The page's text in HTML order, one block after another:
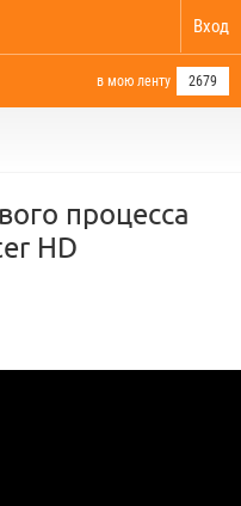
Вход
в мою ленту 2679
процесса
HD